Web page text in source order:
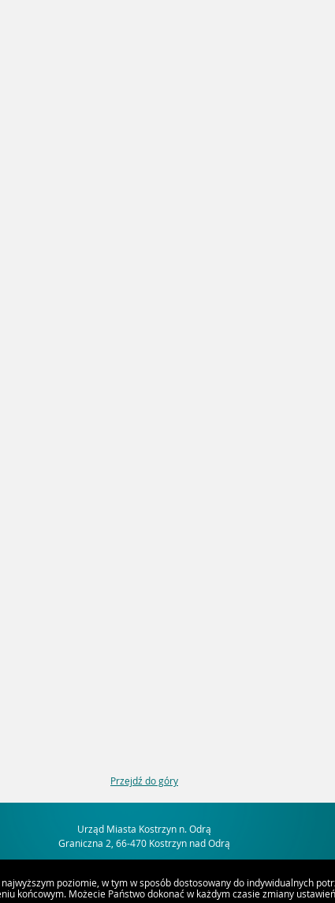
Przejdź do góry
Urząd Miasta Kostrzyn n. Odrą
Graniczna 2, 66-470 Kostrzyn nad Odrą
poziomie, w tym w sposób dostosowany do indywidualnych
końcowym. Możecie Państwo dokonać w każdym czasie zmiany